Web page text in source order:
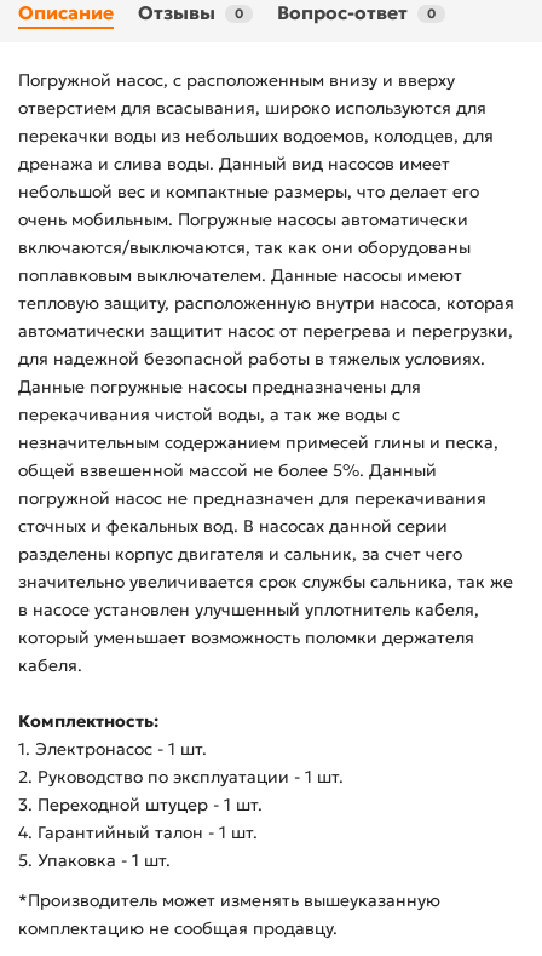
Описание Отзывы 0 Вопрос-ответ 0
Погружной насос, с расположенным внизу и вверху
отверстием для всасывания, широко используются для
перекачки воды из небольших водоемов, колодцев, для
дренажа и слива воды. Данный вид насосов имеет
небольшой вес и компактные размеры, что делает его
очень мобильным. Погружные насосы автоматически
включаются/выключаются, так как они оборудованы
поплавковым выключателем. Данные насосы имеют
тепловую защиту, расположенную внутри насоса, которая
автоматически защитит насос от перегрева и перегрузки,
для надежной безопасной работы в тяжелых условиях.
Данные погружные насосы предназначены для
перекачивания чистой воды, а так же воды с
незначительным содержанием примесей глины и песка,
общей взвешенной массой не более 5%. Данный
погружной насос не предназначен для перекачивания
сточных и фекальных вод. В насосах данной серии
разделены корпус двигателя и сальник, за счет чего
значительно увеличивается срок службы сальника, так же
в насосе установлен улучшенный уплотнитель кабеля,
который уменьшает возможность поломки держателя
кабеля.
Комплектность:
1. Электронасос - 1 шт.
2. Руководство по эксплуатации - 1 шт.
3. Переходной штуцер - 1 шт.
4. Гарантийный талон - 1 шт.
5. Упаковка - 1 шт.
*Производитель может изменять вышеуказанную
комплектацию не сообщая продавцу.